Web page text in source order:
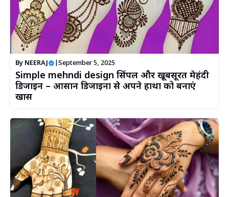
By NEERAJ September 5, 2025
Simple mehndi design सिंपल और खूबसूरत मेहंदी
डिजाइन – आसान डिजाइनों से अपने हाथों को बनाएं
खास